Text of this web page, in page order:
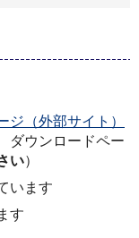
（外部サイト）
ダウンロードペー
い）
います
す